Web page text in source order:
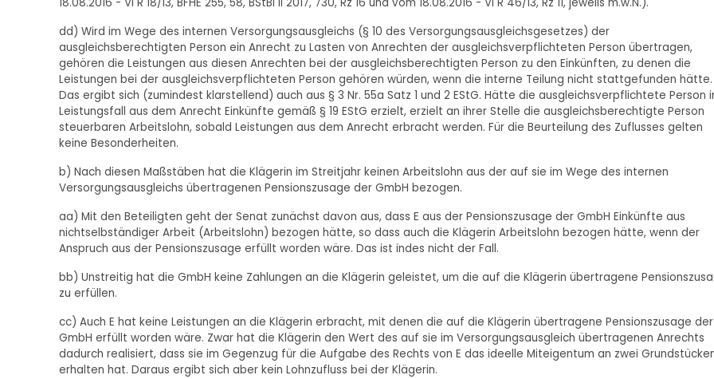
18.08.2016 - VI R 18/13, BFHE 255, 58, BStBl II 2017, 730, Rz 16 und vom 18.08.2016 - VI R 46/13, Rz 11, jeweils m.w.N.).
dd) Wird im Wege des internen Versorgungsausgleichs (§ 10 des Versorgungsausgleichsgesetzes) der
ausgleichsberechtigten Person ein Anrecht zu Lasten von Anrechten der ausgleichsverpflichteten Person übertragen,
gehören die Leistungen aus diesen Anrechten bei der ausgleichsberechtigten Person zu den Einkünften, zu denen die
Leistungen bei der ausgleichsverpflichteten Person gehören würden, wenn die interne Teilung nicht stattgefunden hätte.
Das ergibt sich (zumindest klarstellend) auch aus § 3 Nr. 55a Satz 1 und 2 EStG. Hätte die ausgleichsverpflichtete Person
Leistungsfall aus dem Anrecht Einkünfte gemäß § 19 EStG erzielt, erzielt an ihrer Stelle die ausgleichsberechtigte Person
steuerbaren Arbeitslohn, sobald Leistungen aus dem Anrecht erbracht werden. Für die Beurteilung des Zuflusses gelten
keine Besonderheiten.
b) Nach diesen Maßstäben hat die Klägerin im Streitjahr keinen Arbeitslohn aus der auf sie im Wege des internen
Versorgungsausgleichs übertragenen Pensionszusage der GmbH bezogen.
aa) Mit den Beteiligten geht der Senat zunächst davon aus, dass E aus der Pensionszusage der GmbH Einkünfte aus
nichtselbständiger Arbeit (Arbeitslohn) bezogen hätte, so dass auch die Klägerin Arbeitslohn bezogen hätte, wenn der
Anspruch aus der Pensionszusage erfüllt worden wäre. Das ist indes nicht der Fall.
bb) Unstreitig hat die GmbH keine Zahlungen an die Klägerin geleistet, um die auf die Klägerin übertragene
zu erfüllen.
cc) Auch E hat keine Leistungen an die Klägerin erbracht, mit denen die auf die Klägerin übertragene Pensionszusage der
GmbH erfüllt worden wäre. Zwar hat die Klägerin den Wert des auf sie im Versorgungsausgleich übertragenen Anrechts
dadurch realisiert, dass sie im Gegenzug für die Aufgabe des Rechts von E das ideelle Miteigentum an zwei
erhalten hat. Daraus ergibt sich aber kein Lohnzufluss bei der Klägerin.